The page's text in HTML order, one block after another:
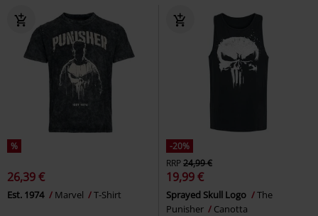
%
26,39 €
Est. 1974 Marvel T-Shirt
-20%
RRP24,99 €
19,99 €
Sprayed Skull Logo
The
Punisher
Canotta